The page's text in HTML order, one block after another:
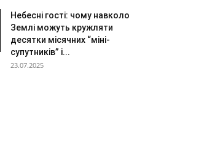
Небесні гості: чому навколо
Землі можуть кружляти
десятки місячних “міні-
супутників” і...
23.07.2025